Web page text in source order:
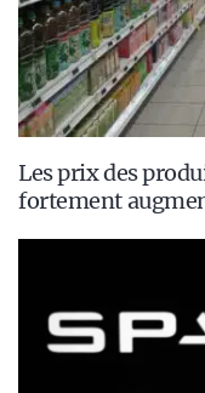
Les prix des
fortement